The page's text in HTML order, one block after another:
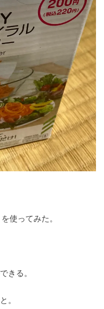
使ってみた。
きる。
。